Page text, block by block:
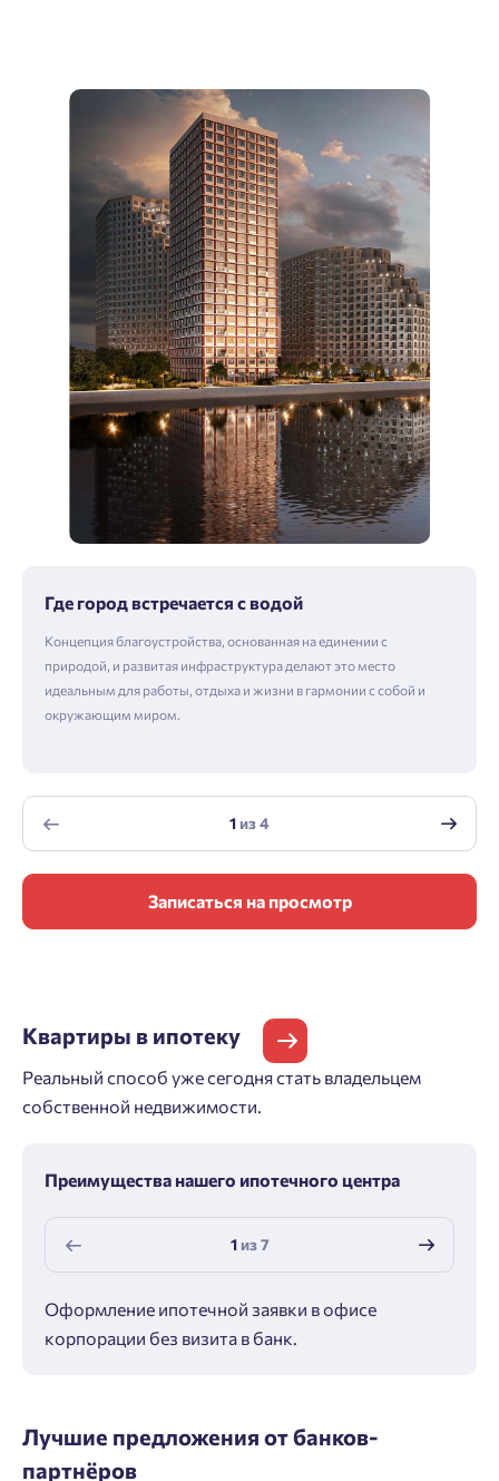
Где город встречается с водой
Концепция благоустройства, основанная на единении с
природой, и развитая инфраструктура делают это место
идеальным для работы, отдыха и жизни в гармонии с собой и
окружающим миром.
1из4
Записаться на просмотр
Квартиры в ипотеку
Реальный способ уже сегодня стать владельцем
собственной недвижимости.
Преимущества нашего ипотечного центра
1из7
Оформление ипотечной заявки в офисе
корпорации без визита в банк.
Лучшие предложения от банков-
партнёров